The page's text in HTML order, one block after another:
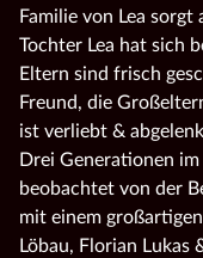
Familie von Lea
Tochter Lea hat sich
Eltern sind frisch
Freund, die
ist verliebt &
Drei Generationen
beobachtet von der
mit einem
Löbau, Florian Lukas